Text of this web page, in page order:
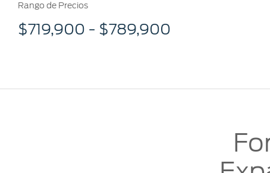
Rango de Precios
$719,900 - $789,900